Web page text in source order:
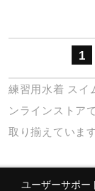
1
練習用水着 スイ
ンラインストア
取り揃えています
ユーザーサポー